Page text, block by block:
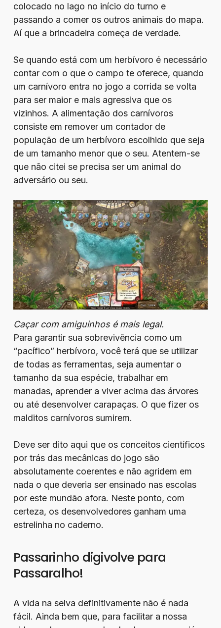
colocado no lago no início do turno e
passando a comer os outros animais do mapa.
Aí que a brincadeira começa de verdade.
Se quando está com um herbívoro é necessário
contar com o que o campo te oferece, quando
um carnívoro entra no jogo a corrida se volta
para ser maior e mais agressiva que os
vizinhos. A alimentação dos carnívoros
consiste em remover um contador de
população de um herbívoro escolhido que seja
de um tamanho menor que o seu. Atentem-se
que não citei se precisa ser um animal do
adversário ou seu.
Caçar com amiguinhos é mais legal.
Para garantir sua sobrevivência como um
“pacífico” herbívoro, você terá que se utilizar
de todas as ferramentas, seja aumentar o
tamanho da sua espécie, trabalhar em
manadas, aprender a viver acima das árvores
ou até desenvolver carapaças. O que fizer os
malditos carnívoros sumirem.
Deve ser dito aqui que os conceitos científicos
por trás das mecânicas do jogo são
absolutamente coerentes e não agridem em
nada o que deveria ser ensinado nas escolas
por este mundão afora. Neste ponto, com
certeza, os desenvolvedores ganham uma
estrelinha no caderno.
Passarinho digivolve para
Passaralho!
A vida na selva definitivamente não é nada
fácil. Ainda bem que, para facilitar a nossa